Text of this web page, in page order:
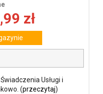
zł
Usługi i
(przeczytaj)